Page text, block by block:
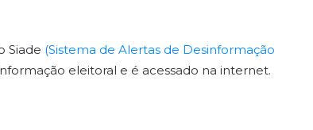
Siade (Sistema de Alertas de Desinformação
eleitoral e é acessado na internet.